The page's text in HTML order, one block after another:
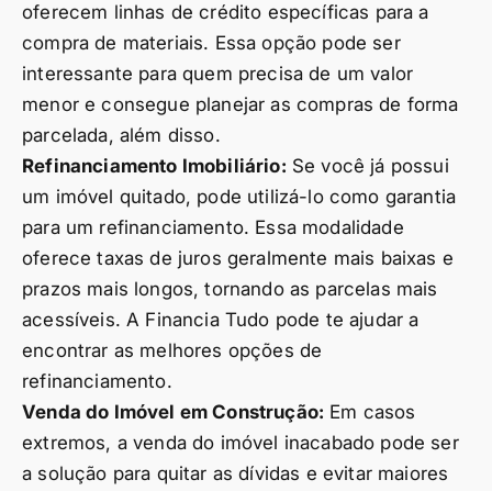
oferecem linhas de crédito específicas para a
compra de materiais. Essa opção pode ser
interessante para quem precisa de um valor
menor e consegue planejar as compras de forma
parcelada, além disso.
Refinanciamento Imobiliário: Se você já possui
um imóvel quitado, pode utilizá-lo como garantia
para um refinanciamento. Essa modalidade
oferece taxas de juros geralmente mais baixas e
prazos mais longos, tornando as parcelas mais
acessíveis. A Financia Tudo pode te ajudar a
encontrar as melhores opções de
refinanciamento.
Venda do Imóvel em Construção: Em casos
extremos, a venda do imóvel inacabado pode ser
a solução para quitar as dívidas e evitar maiores